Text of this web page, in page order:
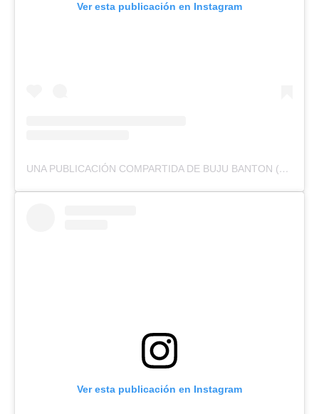
Ver esta publicación en Instagram
UNA PUBLICACIÓN COMPARTIDA DE BUJU BANTON (@BUJUBANTON)
Ver esta publicación en Instagram